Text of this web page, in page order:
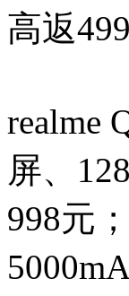
高返
realme
屏、
998元